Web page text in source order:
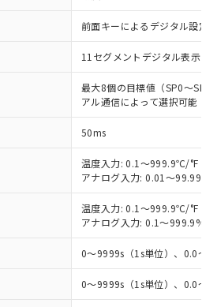
前面キーによるデジタル設定
11セグメントデジタル表示お
最大8個の目標値（SP0～SP7
アル通信によって選択可能
50ms
温度入力: 0.1～999.9℃/°F（
アナログ入力: 0.01～
温度入力: 0.1～999.9℃/°F（
アナログ入力: 0.1～
0～9999s（1s単位）、0.0～
0～9999s（1s単位）、0.0～